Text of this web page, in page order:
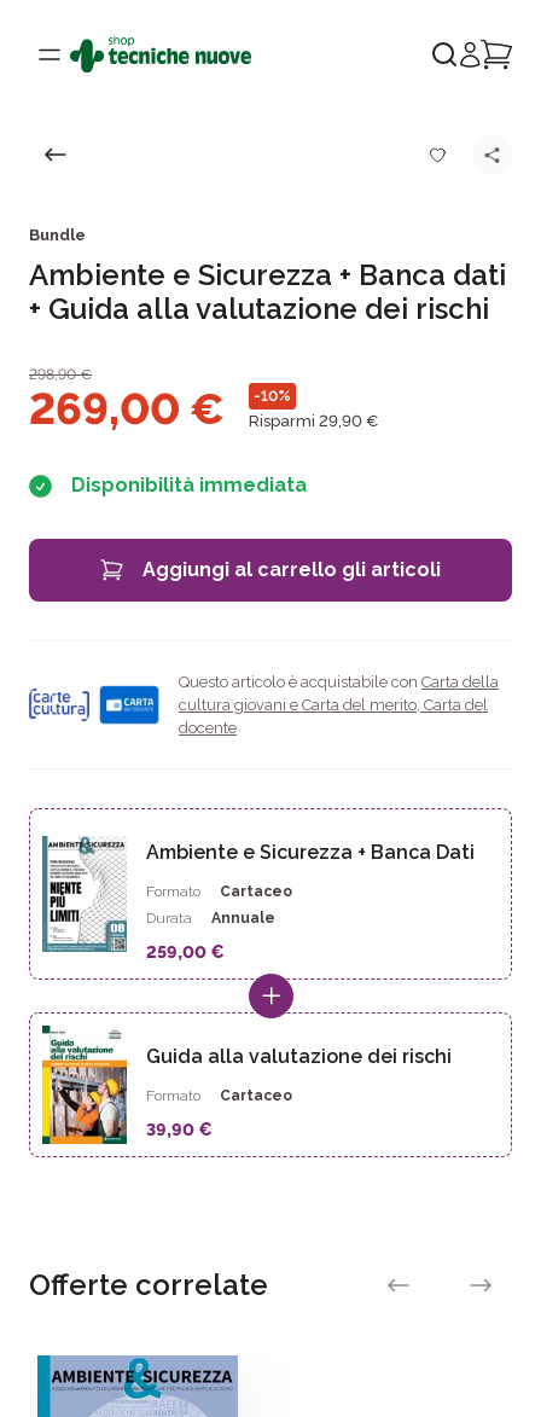
Ambiente e Sicurezza + Banca Dati
Formato
Cartaceo
Durata
Annuale
259,00 €
Guida alla valutazione dei rischi
Formato Cartaceo
39,90 €
Bundle
Ambiente e Sicurezza + Banca dati
+ Guida alla valutazione dei rischi
298,90€
269,00 € -10%
Risparmi 29,90 €
Disponibilità immediata
Aggiungi al carrello gli articoli
Questo articolo è acquistabile con Carta della
cultura giovani e Carta del merito, Carta del
docente
Offerte correlate